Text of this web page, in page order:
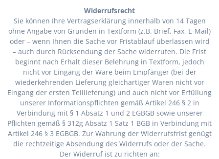
Widerrufsrecht
Sie können Ihre Vertragserklärung innerhalb von 14 Tagen
ohne Angabe von Gründen in Textform (z.B. Brief, Fax, E-Mail)
oder – wenn Ihnen die Sache vor Fristablauf überlassen wird
– auch durch Rücksendung der Sache widerrufen. Die Frist
beginnt nach Erhalt dieser Belehrung in Textform, jedoch
nicht vor Eingang der Ware beim Empfänger (bei der
wiederkehrenden Lieferung gleichartiger Waren nicht vor
Eingang der ersten Teillieferung) und auch nicht vor Erfüllung
unserer Informationspflichten gemäß Artikel 246 § 2 in
Verbindung mit § 1 Absatz 1 und 2 EGBGB sowie unserer
Pflichten gemäß § 312g Absatz 1 Satz 1 BGB in Verbindung mit
Artikel 246 § 3 EGBGB. Zur Wahrung der Widerrufsfrist genügt
die rechtzeitige Absendung des Widerrufs oder der Sache.
Der Widerruf ist zu richten an: